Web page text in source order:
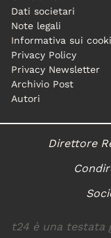
Dati societari
Note legali
Informativa sui
Privacy Policy
Privacy Newsletter
Archivio Post
Autori
Direttore
t24 è una testata